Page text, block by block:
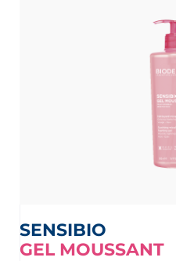
SENSIBIO
GEL MOUSSANT